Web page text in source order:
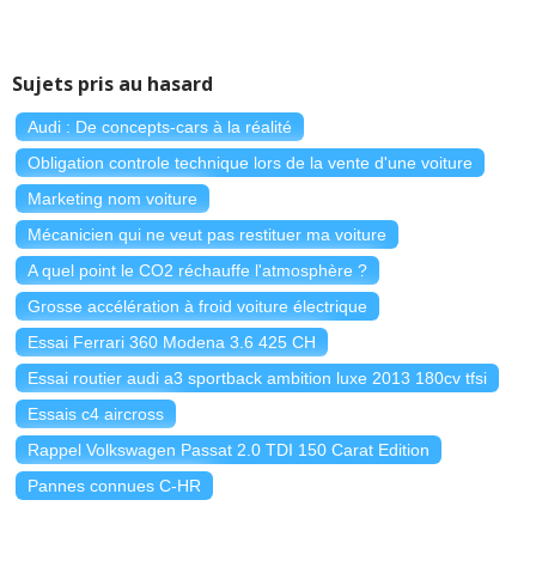
Sujets pris au hasard
Audi : De concepts-cars à la réalité
Obligation controle technique lors de la vente d'une voiture
Marketing nom voiture
Mécanicien qui ne veut pas restituer ma voiture
A quel point le CO2 réchauffe l'atmosphère ?
Grosse accélération à froid voiture électrique
Essai Ferrari 360 Modena 3.6 425 CH
Essai routier audi a3 sportback ambition luxe 2013 180cv tfsi
Essais c4 aircross
Rappel Volkswagen Passat 2.0 TDI 150 Carat Edition
Pannes connues C-HR